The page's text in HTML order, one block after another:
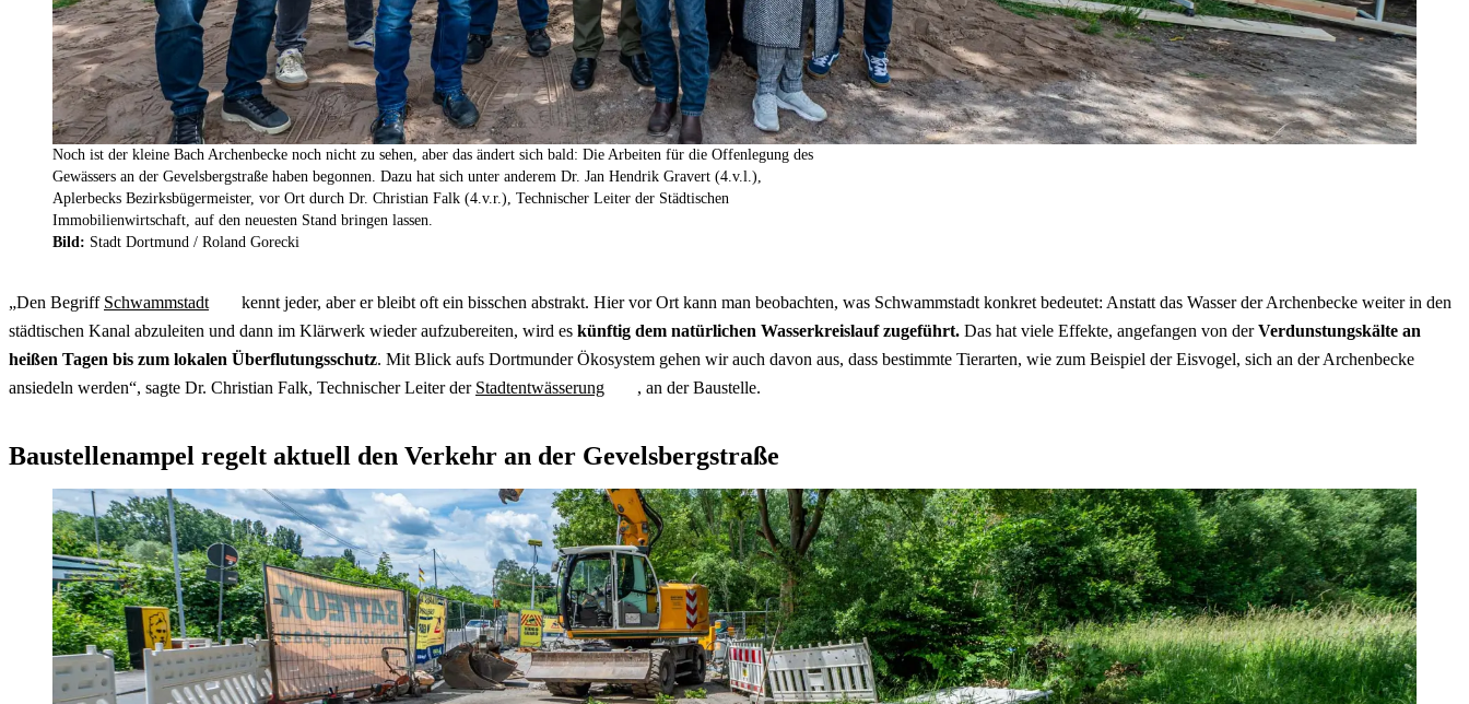
Noch ist der kleine Bach Archenbecke noch nicht zu sehen, aber das ändert sich bald: Die Arbeiten für die Offenlegung des
Gewässers an der Gevelsbergstraße haben begonnen. Dazu hat sich unter anderem Dr. Jan Hendrik Gravert (4.v.l.),
Aplerbecks Bezirksbügermeister, vor Ort durch Dr. Christian Falk (4.v.r.), Technischer Leiter der Städtischen
Immobilienwirtschaft, auf den neuesten Stand bringen lassen.
Bild: Stadt Dortmund / Roland Gorecki
„Den Begriff Schwammstadt
kennt jeder, aber er bleibt oft ein bisschen abstrakt. Hier vor Ort kann man beobachten, was Schwammstadt konkret bedeutet: Anstatt das Wasser der Archenbecke weiter in den
städtischen Kanal abzuleiten und dann im Klärwerk wieder aufzubereiten, wird es künftig dem natürlichen Wasserkreislauf zugeführt. Das hat viele Effekte, angefangen von derVerdunstungskälte an
heißen Tagen bis zum lokalen Überflutungsschutz. Mit Blick aufs Dortmunder Ökosystem gehen wir auch davon aus, dass bestimmte Tierarten, wie zum Beispiel der Eisvogel, sich an der Archenbecke
ansiedeln werden“, sagte Dr. Christian Falk, Technischer Leiter der Stadtentwässerung , an der Baustelle.
Baustellenampel regelt aktuell den Verkehr an der Gevelsbergstraße